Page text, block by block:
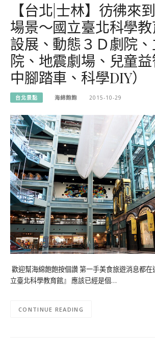
【台北|士林】彷彿來
場景～國立臺北科學
設展、動態３Ｄ劇院
院、地震劇場、兒童
中腳踏車、科學DIY）
台北景點 海綿飽飽 2015-10-29
歡迎幫海綿飽飽按個讚 第一手美食旅遊消息都
立臺北科學教育館』 應該已經是個…
CONTINUE READING